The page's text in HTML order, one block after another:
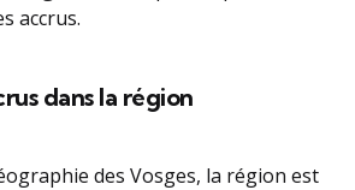
accrus.
dans la région
des Vosges, la région est